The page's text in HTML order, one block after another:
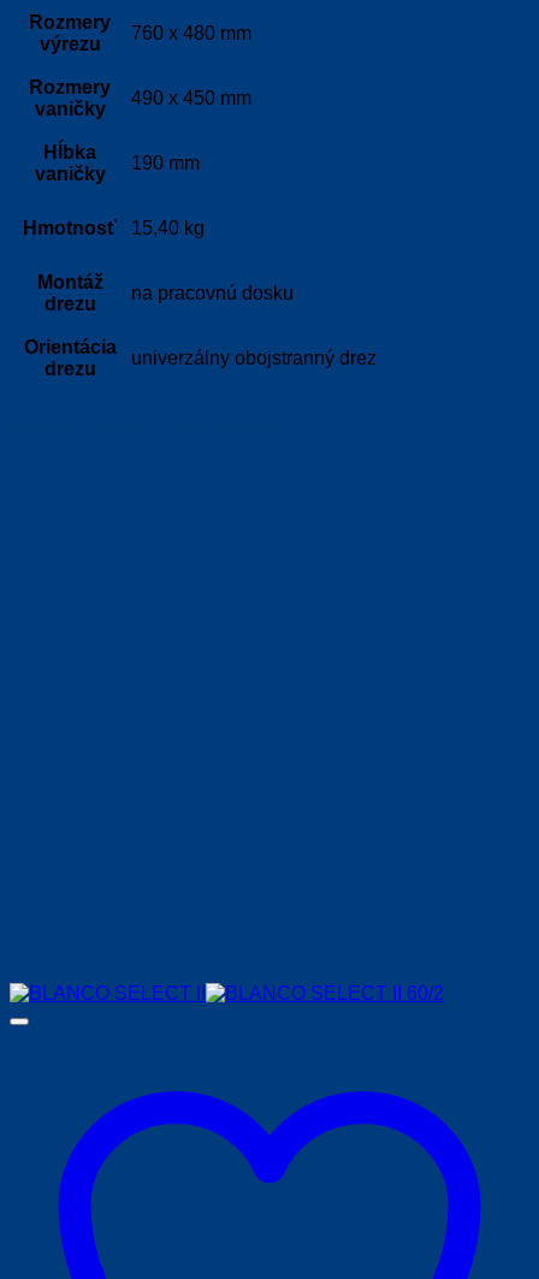
Rozmery
výrezu
760 x 480 mm
Rozmery
vaničky
490 x 450 mm
Hĺbka
vaničky
190 mm
Hmotnosť 15,40 kg
Montáž
drezu
na pracovnú dosku
Orientácia
drezu
univerzálny obojstranný drez